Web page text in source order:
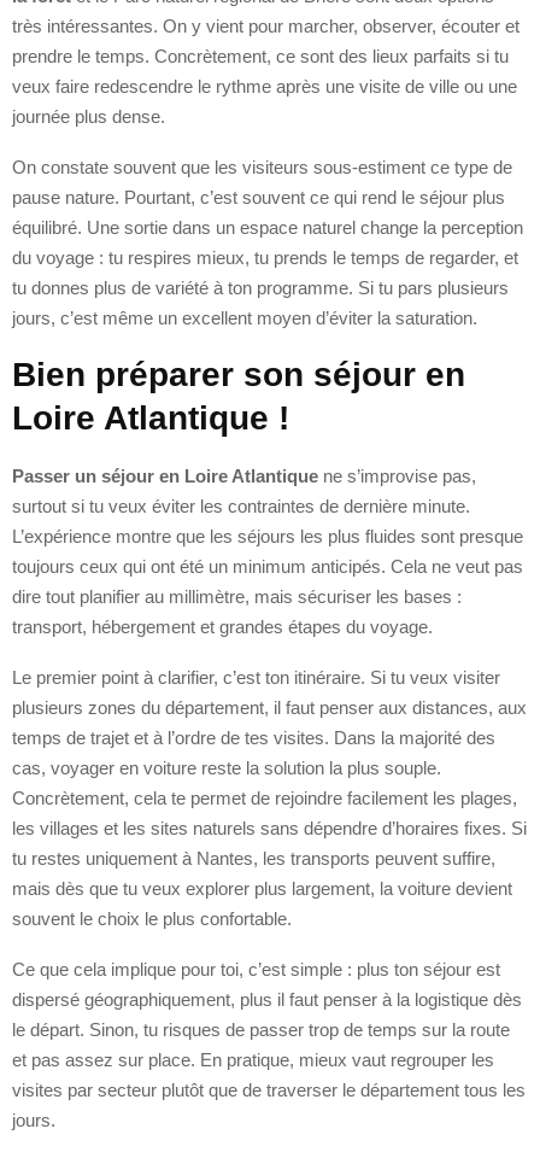
très intéressantes. On y vient pour marcher, observer, écouter et
prendre le temps. Concrètement, ce sont des lieux parfaits si tu
veux faire redescendre le rythme après une visite de ville ou une
journée plus dense.
On constate souvent que les visiteurs sous-estiment ce type de
pause nature. Pourtant, c’est souvent ce qui rend le séjour plus
équilibré. Une sortie dans un espace naturel change la perception
du voyage : tu respires mieux, tu prends le temps de regarder, et
tu donnes plus de variété à ton programme. Si tu pars plusieurs
jours, c’est même un excellent moyen d’éviter la saturation.
Bien préparer son séjour en
Loire Atlantique !
Passer un séjour en Loire Atlantique ne s’improvise pas,
surtout si tu veux éviter les contraintes de dernière minute.
L’expérience montre que les séjours les plus fluides sont presque
toujours ceux qui ont été un minimum anticipés. Cela ne veut pas
dire tout planifier au millimètre, mais sécuriser les bases :
transport, hébergement et grandes étapes du voyage.
Le premier point à clarifier, c’est ton itinéraire. Si tu veux visiter
plusieurs zones du département, il faut penser aux distances, aux
temps de trajet et à l’ordre de tes visites. Dans la majorité des
cas, voyager en voiture reste la solution la plus souple.
Concrètement, cela te permet de rejoindre facilement les plages,
les villages et les sites naturels sans dépendre d’horaires fixes. Si
tu restes uniquement à Nantes, les transports peuvent suffire,
mais dès que tu veux explorer plus largement, la voiture devient
souvent le choix le plus confortable.
Ce que cela implique pour toi, c’est simple : plus ton séjour est
dispersé géographiquement, plus il faut penser à la logistique dès
le départ. Sinon, tu risques de passer trop de temps sur la route
et pas assez sur place. En pratique, mieux vaut regrouper les
visites par secteur plutôt que de traverser le département tous les
jours.